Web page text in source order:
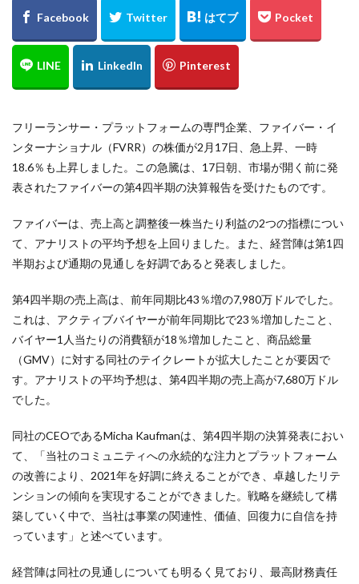
フリーランサー・プラットフォームの専門企業、ファイバー・イ
ンターナショナル（FVRR）の株価が2月17日、急上昇、一時
18.6％も上昇しました。この急騰は、17日朝、市場が開く前に発
表されたファイバーの第4四半期の決算報告を受けたものです。
ファイバーは、売上高と調整後一株当たり利益の2つの指標につい
て、アナリストの平均予想を上回りました。また、経営陣は第1四
半期および通期の見通しを好調であると発表しました。
第4四半期の売上高は、前年同期比43％増の7,980万ドルでした。
これは、アクティブバイヤーが前年同期比で23％増加したこと、
バイヤー1人当たりの消費額が18％増加したこと、商品総量
（GMV）に対する同社のテイクレートが拡大したことが要因で
す。アナリストの平均予想は、第4四半期の売上高が7,680万ドル
でした。
同社のCEOであるMicha Kaufmanは、第4四半期の決算発表におい
て、「当社のコミュニティへの永続的な注力とプラットフォーム
の改善により、2021年を好調に終えることができ、卓越したリテ
ンションの傾向を実現することができました。戦略を継続して構
築していく中で、当社は事業の関連性、価値、回復力に自信を持
っています」と述べています。
経営陣は同社の見通しについても明るく見ており、最高財務責任